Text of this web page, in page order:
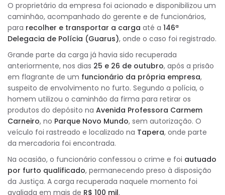
O proprietário da empresa foi acionado e disponibilizou um
caminhão, acompanhado do gerente e de funcionários,
para recolher e transportar a carga até a 146ª
Delegacia de Polícia (Guarus), onde o caso foi registrado.
Grande parte da carga já havia sido recuperada
anteriormente, nos dias 25 e 26 de outubro, após a prisão
em flagrante de um funcionário da própria empresa,
suspeito de envolvimento no furto. Segundo a polícia, o
homem utilizou o caminhão da firma para retirar os
produtos do depósito na Avenida Professora Carmem
Carneiro, no Parque Novo Mundo, sem autorização. O
veículo foi rastreado e localizado na Tapera, onde parte
da mercadoria foi encontrada.
Na ocasião, o funcionário confessou o crime e foi autuado
por furto qualificado, permanecendo preso à disposição
da Justiça. A carga recuperada naquele momento foi
avaliada em mais de R$ 100 mil.